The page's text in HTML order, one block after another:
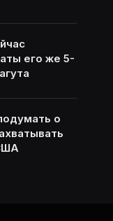
его же 5-
о